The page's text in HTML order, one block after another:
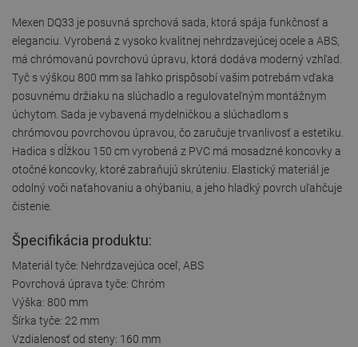
Mexen DQ33 je posuvná sprchová sada, ktorá spája funkčnosť a
eleganciu. Vyrobená z vysoko kvalitnej nehrdzavejúcej ocele a ABS,
má chrómovanú povrchovú úpravu, ktorá dodáva moderný vzhľad.
Tyč s výškou 800 mm sa ľahko prispôsobí vašim potrebám vďaka
posuvnému držiaku na slúchadlo a regulovateľným montážnym
úchytom. Sada je vybavená mydelničkou a slúchadlom s
chrómovou povrchovou úpravou, čo zaručuje trvanlivosť a estetiku.
Hadica s dĺžkou 150 cm vyrobená z PVC má mosadzné koncovky a
otočné koncovky, ktoré zabraňujú skrúteniu. Elastický materiál je
odolný voči naťahovaniu a ohýbaniu, a jeho hladký povrch uľahčuje
čistenie.
Špecifikácia produktu:
Materiál tyče: Nehrdzavejúca oceľ, ABS
Povrchová úprava tyče: Chróm
Výška: 800 mm
Šírka tyče: 22 mm
Vzdialenosť od steny: 160 mm